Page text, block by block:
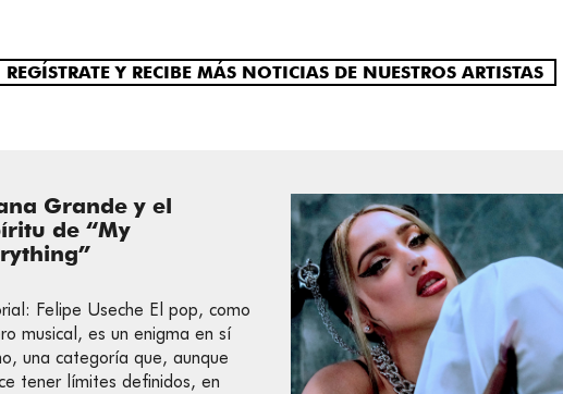
REGÍSTRATE Y RECIBE MÁS NOTICIAS DE NUESTROS ARTISTAS
Grande y el
de “My
Felipe Useche El pop, como
musical, es un enigma en sí
una categoría que, aunque
tener límites definidos, en